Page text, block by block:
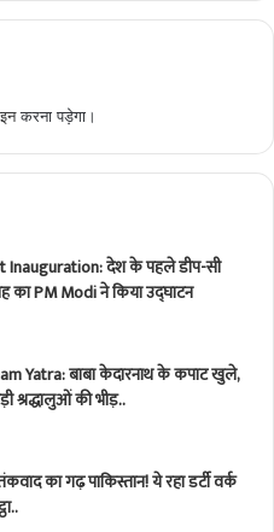
करना पड़ेगा।
Inauguration: देश के पहले डीप-सी
का PM Modi ने किया उद्घाटन
Yatra: बाबा केदारनाथ के कपाट खुले,
श्रद्धालुओं की भीड़..
का गढ़ पाकिस्तान! ये रहा डर्टी वर्क